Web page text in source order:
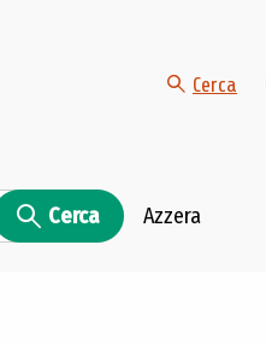
Cerca
Cerca Azzera